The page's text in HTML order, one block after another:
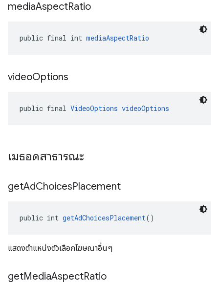
mediaAspectRatio
public final int mediaAspectRatio
videoOptions
public final VideoOptions videoOptions
เมธอดสาธารณะ
getAdChoicesPlacement
public int getAdChoicesPlacement()
แสดงตำแหน่งตัวเลือกโฆษณาอื่นๆ
getMediaAspectRatio